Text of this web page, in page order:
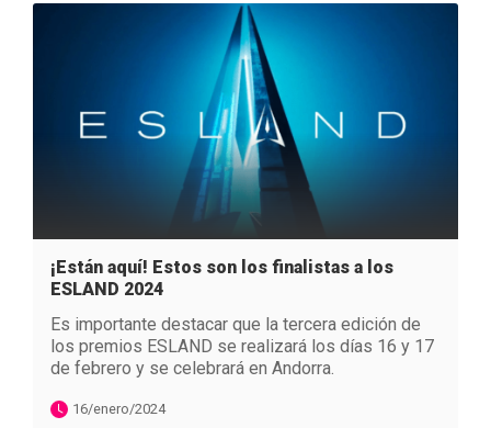
¡Están aquí! Estos son los finalistas a los
ESLAND 2024
Es importante destacar que la tercera edición de
los premios ESLAND se realizará los días 16 y 17
de febrero y se celebrará en Andorra.
16/enero/2024